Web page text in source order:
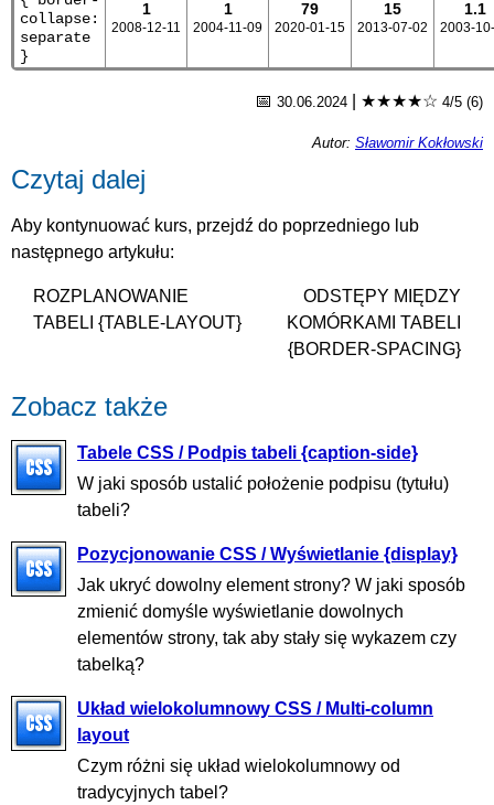
collapse:
separate
}
1
2008-12-11
1
2004-11-09
79
2020-01-15
15
2013-07-02
1.1
2003-
📅 30.06.2024 ★★★★☆ 4/5 (6)
Autor: Sławomir Kokłowski
Czytaj dalej
Aby kontynuować kurs, przejdź do poprzedniego lub
następnego artykułu:
ROZPLANOWANIE
TABELI {TABLE-LAYOUT}
ODSTĘPY MIĘDZY
KOMÓRKAMI TABELI
{BORDER-SPACING}
Zobacz także
Tabele CSS / Podpis tabeli {caption-side}
W jaki sposób ustalić położenie podpisu (tytułu)
tabeli?
Pozycjonowanie CSS / Wyświetlanie {display}
Jak ukryć dowolny element strony? W jaki sposób
zmienić domyśle wyświetlanie dowolnych
elementów strony, tak aby stały się wykazem czy
tabelką?
Układ wielokolumnowy CSS / Multi-column
layout
Czym różni się układ wielokolumnowy od
tradycyjnych tabel?